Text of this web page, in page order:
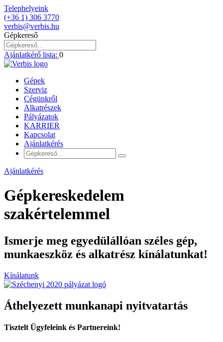
Telephelyeink
(+36 1) 306 3770
verbis@verbis.hu
Gépkereső
Ajánlatkérő lista: 0
Gépek
Szerviz
Cégünkről
Alkatrészek
Pályázatok
KARRIER
Kapcsolat
Ajánlatkérés
Ajánlatkérés
Gépkereskedelem
szakértelemmel
Ismerje meg egyedülállóan széles gép,
munkaeszköz és alkatrész kínálatunkat!
Kínálatunk
Áthelyezett munkanapi nyitvatartás
Tisztelt Ügyfeleink és Partnereink!